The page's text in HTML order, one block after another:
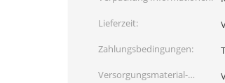
Lieferzeit:
Zahlungsbedingungen:
Versorgungsmaterial-